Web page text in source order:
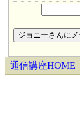
通信講座HOME